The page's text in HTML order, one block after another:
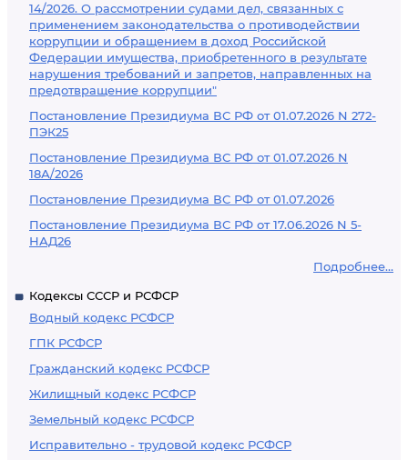
14/2026. О рассмотрении судами дел, связанных с
применением законодательства о противодействии
коррупции и обращением в доход Российской
Федерации имущества, приобретенного в результате
нарушения требований и запретов, направленных на
предотвращение коррупции"
Постановление Президиума ВС РФ от 01.07.2026 N 272-
ПЭК25
Постановление Президиума ВС РФ от 01.07.2026 N
18А/2026
Постановление Президиума ВС РФ от 01.07.2026
Постановление Президиума ВС РФ от 17.06.2026 N 5-
НАД26
Подробнее...
Кодексы СССР и РСФСР
Водный кодекс РСФСР
ГПК РСФСР
Гражданский кодекс РСФСР
Жилищный кодекс РСФСР
Земельный кодекс РСФСР
Исправительно - трудовой кодекс РСФСР